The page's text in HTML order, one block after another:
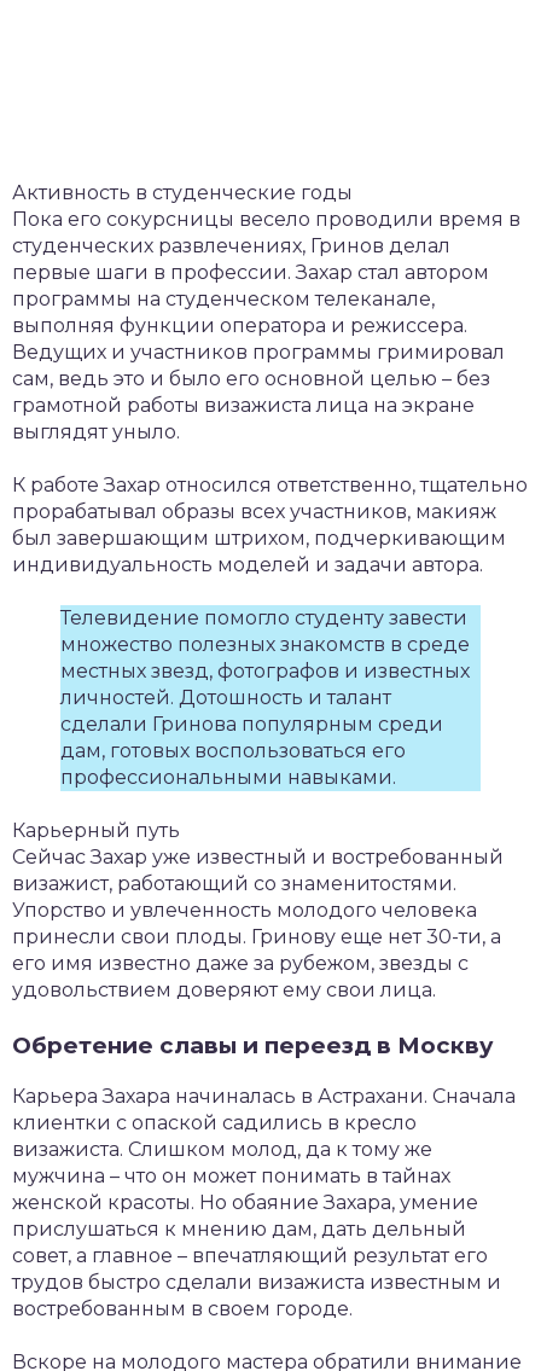
Активность в студенческие годы
Пока его сокурсницы весело проводили время в
студенческих развлечениях, Гринов делал
первые шаги в профессии. Захар стал автором
программы на студенческом телеканале,
выполняя функции оператора и режиссера.
Ведущих и участников программы гримировал
сам, ведь это и было его основной целью – без
грамотной работы визажиста лица на экране
выглядят уныло.
К работе Захар относился ответственно, тщательно
прорабатывал образы всех участников, макияж
был завершающим штрихом, подчеркивающим
индивидуальность моделей и задачи автора.
Телевидение помогло студенту завести
множество полезных знакомств в среде
местных звезд, фотографов и известных
личностей. Дотошность и талант
сделали Гринова популярным среди
дам, готовых воспользоваться его
профессиональными навыками.
Карьерный путь
Сейчас Захар уже известный и востребованный
визажист, работающий со знаменитостями.
Упорство и увлеченность молодого человека
принесли свои плоды. Гринову еще нет 30-ти, а
его имя известно даже за рубежом, звезды с
удовольствием доверяют ему свои лица.
Обретение славы и переезд в Москву
Карьера Захара начиналась в Астрахани. Сначала
клиентки с опаской садились в кресло
визажиста. Слишком молод, да к тому же
мужчина – что он может понимать в тайнах
женской красоты. Но обаяние Захара, умение
прислушаться к мнению дам, дать дельный
совет, а главное – впечатляющий результат его
трудов быстро сделали визажиста известным и
востребованным в своем городе.
Вскоре на молодого мастера обратили внимание